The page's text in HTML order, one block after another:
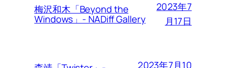
梅沢和木「Beyond the
Windows」- NADiff Gallery
2023年7
月17日
2023年7月10